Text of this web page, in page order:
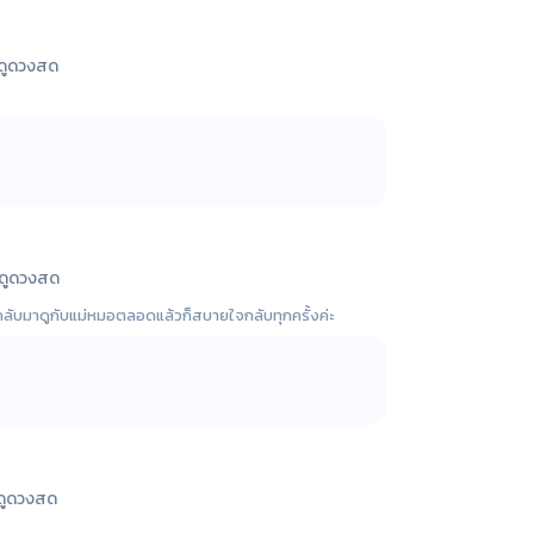
ดวงสด
ดูดวงสด
บมาดูกับแม่หมอตลอดแล้วก็สบายใจกลับทุกครั้งค่ะ
ดวงสด